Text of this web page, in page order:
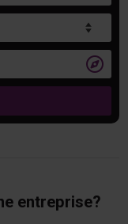

entreprise?